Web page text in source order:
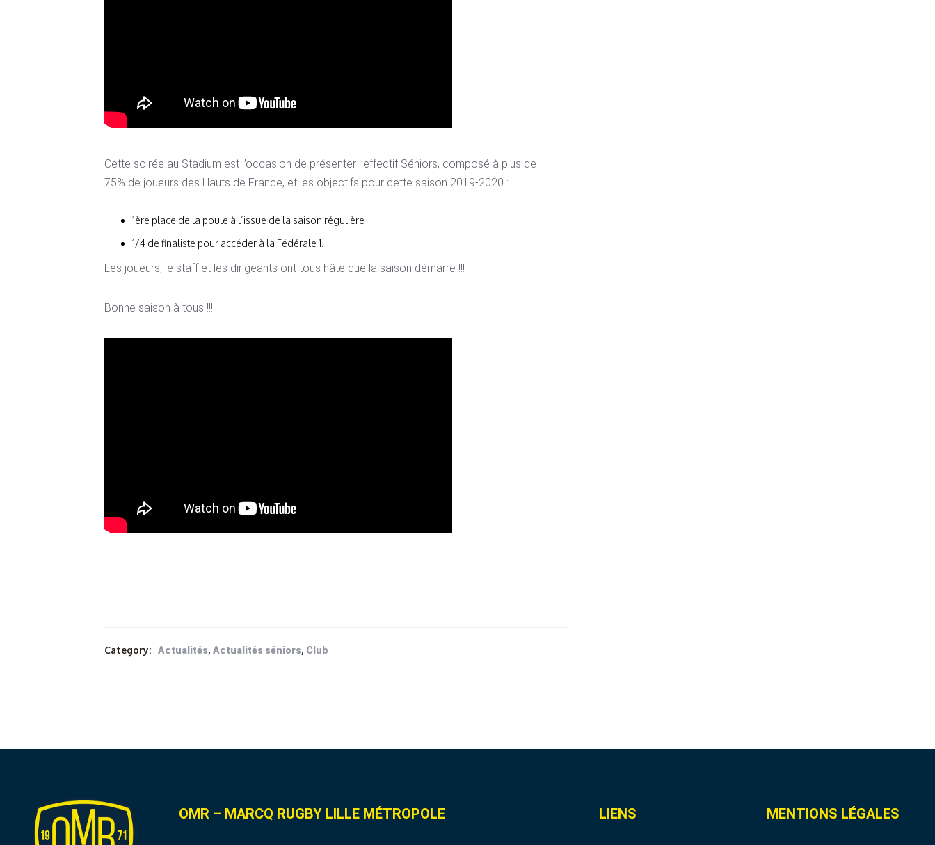
Cette soirée au Stadium est l’occasion de présenter l’effectif Séniors, composé à plus de
75% de joueurs des Hauts de France, et les objectifs pour cette saison 2019-2020 :
1ère place de la poule à l’issue de la saison régulière
1/4 de finaliste pour accéder à la Fédérale 1.
Les joueurs, le staff et les dirigeants ont tous hâte que la saison démarre !!!
Bonne saison à tous !!!
Category: Actualités, Actualités séniors, Club
OMR – MARCQ RUGBY LILLE MÉTROPOLE LIENS MENTIONS LÉGALES